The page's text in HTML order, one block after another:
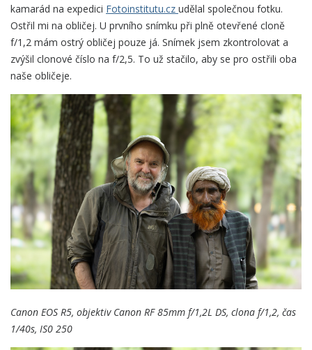
kamarád na expedici Foto­institutu.cz u­dělal společnou fotku.
Ostřil mi na obličej. U prvního snímku při plně otevřené cloně
f/1,2 mám ostrý obličej pouze já. Snímek jsem zkontrolovat a
zvýšil clonové číslo na f/2,5. To už stačilo, aby se pro ostřili oba
naše obličeje.
Canon EOS R5, objektiv Canon RF 85mm f/1,2L DS, clona f/1,2, čas
1/40s, IS0 250